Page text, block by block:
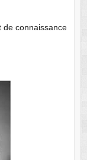
de connaissance